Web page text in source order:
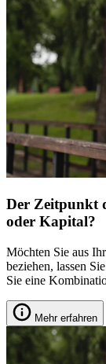
Der Zeitpunkt
oder Kapital?
Möchten Sie aus
beziehen, lassen
Sie eine
Mehr erfahren